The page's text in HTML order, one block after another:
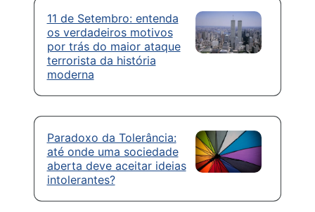
11 de Setembro: entenda
os verdadeiros motivos
por trás do maior ataque
terrorista da história
moderna
Paradoxo da Tolerância:
até onde uma sociedade
aberta deve aceitar ideias
intolerantes?